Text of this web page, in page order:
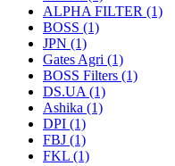
ALPHA FILTER (1)
BOSS (1)
JPN (1)
Gates Agri (1)
BOSS Filters (1)
DS.UA (1)
Ashika (1)
DPI (1)
FBJ (1)
FKL (1)